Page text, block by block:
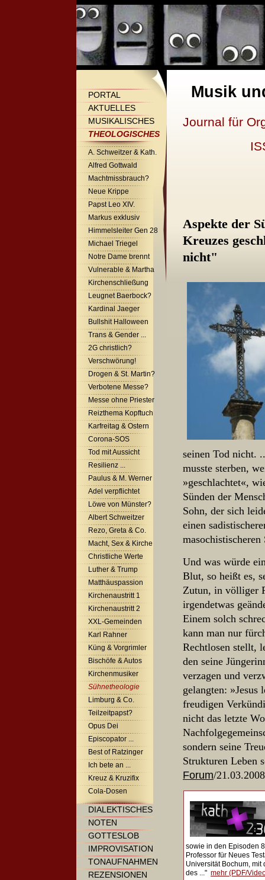
Musik
PORTAL
AKTUELLES
MUSIKALISCHES
THEOLOGISCHES
A. Schweitzer & Kath.
Alfred Gottwald
Machtmissbrauch?
Neue Krippe
Papst Leo XIV.
Markus exklusiv
Himmelsleiter Gen 28
Michael Triegel
Notre Dame brennt
Vulnerable & Martha
Kirchenschließung
Leugnet Baerbock?
Kardinal Jaeger
Bullshit Halloween
Trans & Gender ...
2G christlich?
Verschwörung!
Drogen & St. Martin?
Verbotene Messe?
Messe ohne Priester
Reizthema Kopftuch
Karfreitag & Ostern
Corona-SOS
Tod mit Aussicht
Resilienz ...
Paulus & M. Werner
Adel verpflichtet
Löwe von Münster?
Albert Schweitzer
Rezo, Greta & Co.
Macht, Sex & Kirche
Christliche Werte
Luther & Trump
Matthäuspassion
Kirchenaustritt 1
Kirchenaustritt 2
XXL-Gemeinden
Karl Rahner
Küng & Vorgrimler
Bischöfe & Autos
Kirchenmusiker
Sühnetheologie
Limburg & Co.
Teilzeitpapst?
Opus Dei
Episcopator ...
Best of Ratzinger
Ich bete an ...
Kreuz & Kruzifix
Cola-Dosen
DIALEKTISCHES
NOTEN
GOTTESLOB
IMPROVISATION
TONAUFNAHMEN
REZENSIONEN
Journal für
Aspekte der
Kreuzes
nicht"
seinen Tod nicht.
musste sterben,
»geschlachtet«,
Sünden der
Sohn, der sich
einen
masochistischeren
Und was würde
Blut, so heißt es,
Zutun, in völliger
irgendetwas
Einem solch
kann man nur
Rechtlosen stellt,
den seine
verzagen und
gelangten: »Jesus
freudigen
nicht das letzte
sondern seine
Strukturen Leben
Forum/
sowie in den Episoden
Professor für Neues
Universität Bochum,
des ..." mehr (PDF/